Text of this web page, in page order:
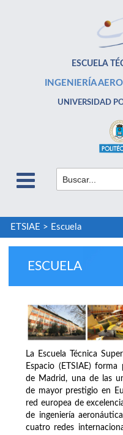
ESCUELA
INGENIERÍA
UNIVERSIDAD
ETSIAE > Escuela
ESCUELA
La Escuela Técnica
Espacio (ETSIAE)
de Madrid, una de las
de mayor prestigio en
red europea de
de ingeniería
cuatro redes